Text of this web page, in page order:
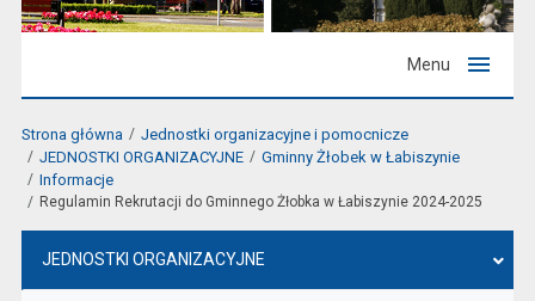
Menu
Strona główna
Jednostki organizacyjne i pomocnicze
JEDNOSTKI ORGANIZACYJNE
Gminny Żłobek w Łabiszynie
Informacje
Regulamin Rekrutacji do Gminnego Żłobka w Łabiszynie 2024-2025
JEDNOSTKI ORGANIZACYJNE